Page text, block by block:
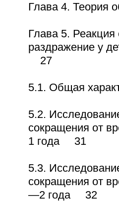
Глава 4. Теория
Глава 5. Реакция
раздражение у
27
5.1. Общая
5.2.
сокращения от
1 года 31
5.3.
сокращения от
—2 года 32